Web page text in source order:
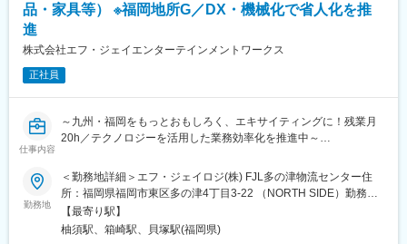
■働き方について：
かり確保できます。
■勤務時間
早番：9:00～18:00（休憩1時間含む）
なります）
※遅番は月6～8回程度。バスや乗務員の点呼業務を担当します。
■当社について：
品・家具等） ※福岡地所G／DX・機械化で省人化を推
進
株式会社エフ・ジェイエンターテインメントワークス
正社員
仕事内容
～九州・福岡をもっとおもしろく、エキサイティングに！残業月
20h／テクノロジーを活用した業務効率化を推進中～
■当社について：
エフ・ジェイロジ株式会社は、地域に密着してオフィスビル開
発、不動産賃貸事業等を行う福岡の大手総合ディベロッパー福岡
地所のグループ会社です。その中で、EC物流事業（物流アウトソ
ーシングの受託等）を担っており、2022年2月設立した新しい会
勤務地
＜勤務地詳細＞エフ・ジェイロジ(株) FJL多の津物流センター住
所：福岡県福岡市東区多の津4丁目3-22 （NORTH SIDE）勤務地
最寄駅：篠栗線／柚須駅受動喫煙対策：屋内全面禁煙変更の範
囲：会社の定める事業所
【最寄り駅】
柚須駅、箱崎駅、貝塚駅(福岡県)